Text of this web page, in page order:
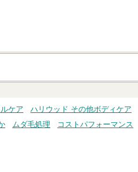
ケア ハリウッド その他ボディケア
ムダ毛処理 コストパフォーマンス